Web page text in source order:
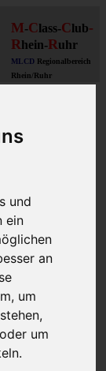
und
ein
an
um
um
M-Class-Club-
Rhein-Ruhr
MLCD Regionalbereich
Rhein/Ruhr